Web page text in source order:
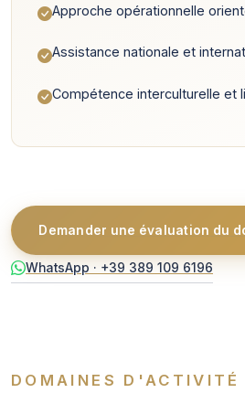
Approche opérationnelle
Assistance nationale et
Compétence interculturelle et
Demander une évaluation du
WhatsApp · +39 389 109 6196
DOMAINES D'ACTIVITÉ